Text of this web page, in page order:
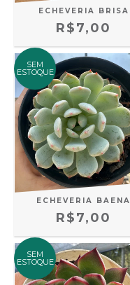
ECHEVERIA BRISA
R$7,00
SEM
ESTOQUE
ECHEVERIA BAENA
R$7,00
SEM
ESTOQUE